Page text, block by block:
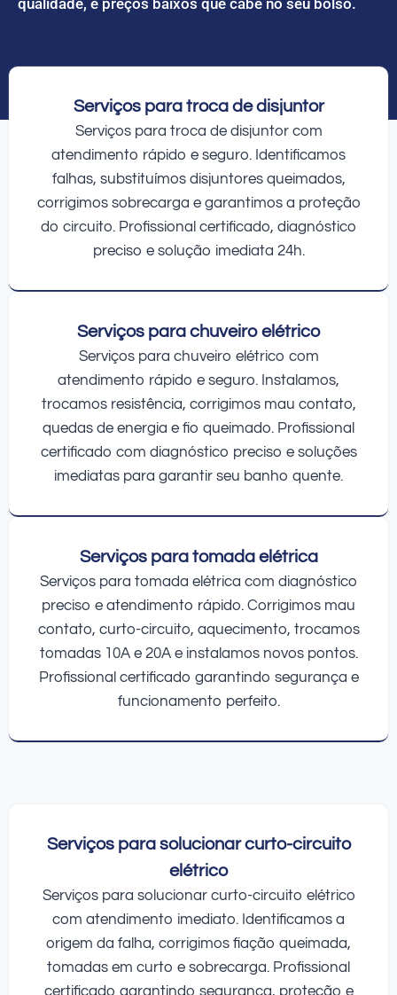
Serviços para troca de disjuntor
Serviços para troca de disjuntor com
atendimento rápido e seguro. Identificamos
falhas, substituímos disjuntores queimados,
corrigimos sobrecarga e garantimos a proteção
do circuito. Profissional certificado, diagnóstico
preciso e solução imediata 24h.
Serviços para chuveiro elétrico
Serviços para chuveiro elétrico com
atendimento rápido e seguro. Instalamos,
trocamos resistência, corrigimos mau contato,
quedas de energia e fio queimado. Profissional
certificado com diagnóstico preciso e soluções
imediatas para garantir seu banho quente.
Serviços para tomada elétrica
Serviços para tomada elétrica com diagnóstico
preciso e atendimento rápido. Corrigimos mau
contato, curto-circuito, aquecimento, trocamos
tomadas 10A e 20A e instalamos novos pontos.
Profissional certificado garantindo segurança e
funcionamento perfeito.
Serviços para solucionar curto-circuito
elétrico
Serviços para solucionar curto-circuito elétrico
com atendimento imediato. Identificamos a
origem da falha, corrigimos fiação queimada,
tomadas em curto e sobrecarga. Profissional
certificado garantindo segurança, proteção e